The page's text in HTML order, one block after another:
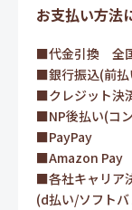
お支払い方法
■代金引換 全
■銀行振込(前払
■クレジット決
■NP後払い(コ
■PayPay
■Amazon Pay
■各社キャリア
(d払い/ソフト